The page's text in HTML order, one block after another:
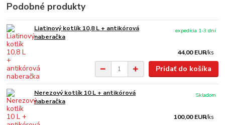
Podobné produkty
Liatinový kotlík 10,8 L + antikórová
naberačka
44,00 EUR/ks
expedícia 1-3 dní
Pridať do košíka
Nerezový kotlík 10 L + antikórová
naberačka
100,00 EUR/ks
Skladom